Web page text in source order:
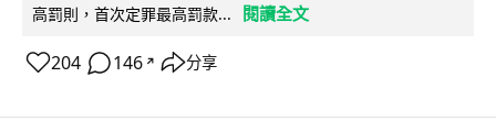
高罰則，首次定罪最高罰款...
閱讀全文
204 146 ↗ 分享